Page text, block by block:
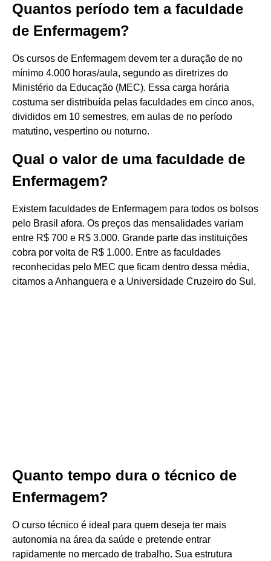
Quantos período tem a faculdade
de Enfermagem?
Os cursos de Enfermagem devem ter a duração de no
mínimo 4.000 horas/aula, segundo as diretrizes do
Ministério da Educação (MEC). Essa carga horária
costuma ser distribuída pelas faculdades em cinco anos,
divididos em 10 semestres, em aulas de no período
matutino, vespertino ou noturno.
Qual o valor de uma faculdade de
Enfermagem?
Existem faculdades de Enfermagem para todos os bolsos
pelo Brasil afora. Os preços das mensalidades variam
entre R$ 700 e R$ 3.000. Grande parte das instituições
cobra por volta de R$ 1.000. Entre as faculdades
reconhecidas pelo MEC que ficam dentro dessa média,
citamos a Anhanguera e a Universidade Cruzeiro do Sul.
Quanto tempo dura o técnico de
Enfermagem?
O curso técnico é ideal para quem deseja ter mais
autonomia na área da saúde e pretende entrar
rapidamente no mercado de trabalho. Sua estrutura